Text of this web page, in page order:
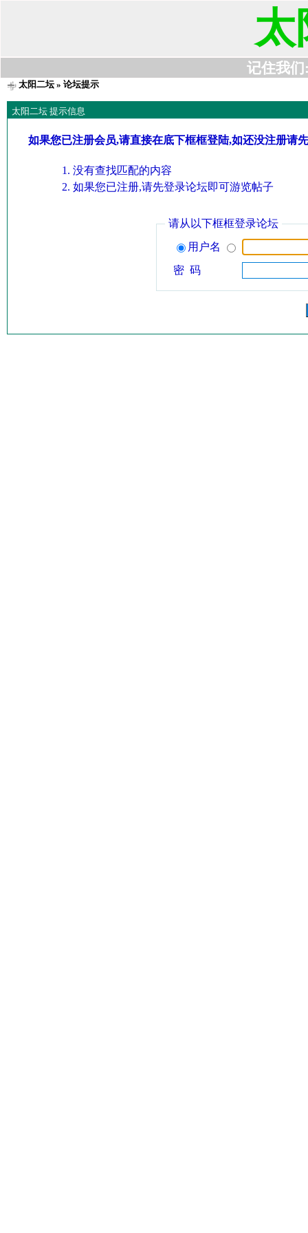
太
记住我们
太阳二坛» 论坛提示
太阳二坛 提示信息
如果您已注册会员,请直接在底下框框登陆,如还没注册请
没有查找匹配的内容
如果您已注册,请先登录论坛即可游览帖子
请从以下框框登录论坛
用户名
密 码